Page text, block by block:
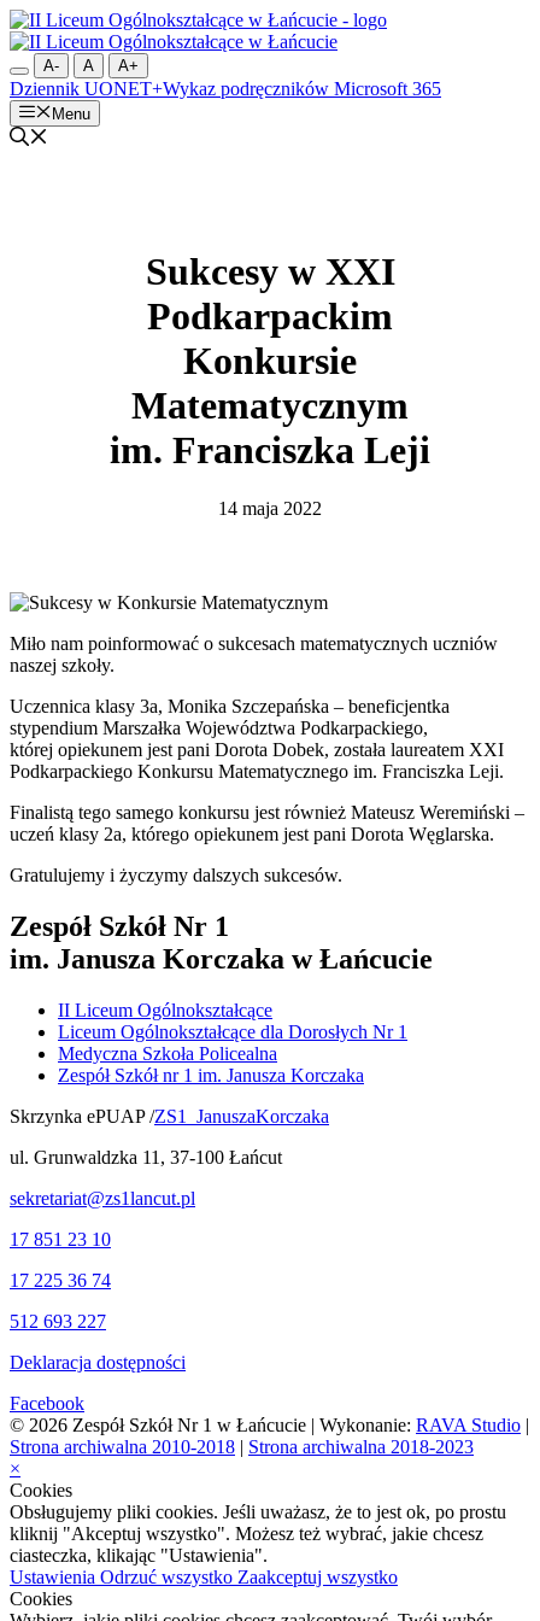
Przejdź
do
treściA- A A+
Dziennik UONET+Wykaz podręczników Microsoft 365
Menu
Sukcesy w XXI
Podkarpackim
Konkursie
Matematycznym
im. Franciszka Leji
14 maja 2022
Miło nam poinformować o sukcesach matematycznych uczniów
naszej szkoły.
Uczennica klasy 3a, Monika Szczepańska – beneficjentka
stypendium Marszałka Województwa Podkarpackiego,
której opiekunem jest pani Dorota Dobek, została laureatem XXI
Podkarpackiego Konkursu Matematycznego im. Franciszka Leji.
Finalistą tego samego konkursu jest również Mateusz Weremiński –
uczeń klasy 2a, którego opiekunem jest pani Dorota Węglarska.
Gratulujemy i życzymy dalszych sukcesów.
Zespół Szkół Nr 1
im. Janusza Korczaka w Łańcucie
II Liceum Ogólnokształcące
Liceum Ogólnokształcące dla Dorosłych Nr 1
Medyczna Szkoła Policealna
Zespół Szkół nr 1 im. Janusza Korczaka
Skrzynka ePUAP /ZS1_JanuszaKorczaka
ul. Grunwaldzka 11, 37-100 Łańcut
sekretariat@zs1lancut.pl
17 851 23 10
17 225 36 74
512 693 227
Deklaracja dostępności
Facebook
© 2026 Zespół Szkół Nr 1 w Łańcucie | Wykonanie: RAVA Studio |
Strona archiwalna 2010-2018 | Strona archiwalna 2018-2023
×
Cookies
Obsługujemy pliki cookies. Jeśli uważasz, że to jest ok, po prostu
kliknij "Akceptuj wszystko". Możesz też wybrać, jakie chcesz
ciasteczka, klikając "Ustawienia".
Ustawienia Odrzuć wszystko Zaakceptuj wszystko
Cookies